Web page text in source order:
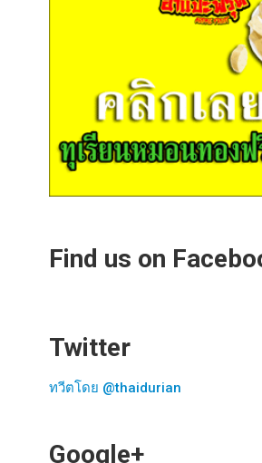
Find us on
Twitter
ทวีตโดย @thaidurian
Google+